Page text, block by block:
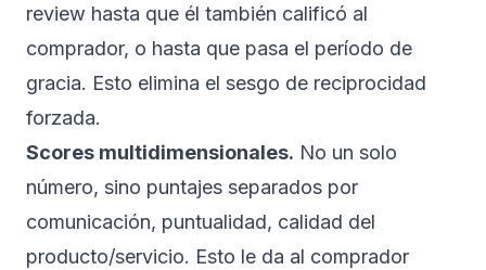
review hasta que él también calificó al
comprador, o hasta que pasa el período de
gracia. Esto elimina el sesgo de reciprocidad
forzada.
Scores multidimensionales. No un solo
número, sino puntajes separados por
comunicación, puntualidad, calidad del
producto/servicio. Esto le da al comprador